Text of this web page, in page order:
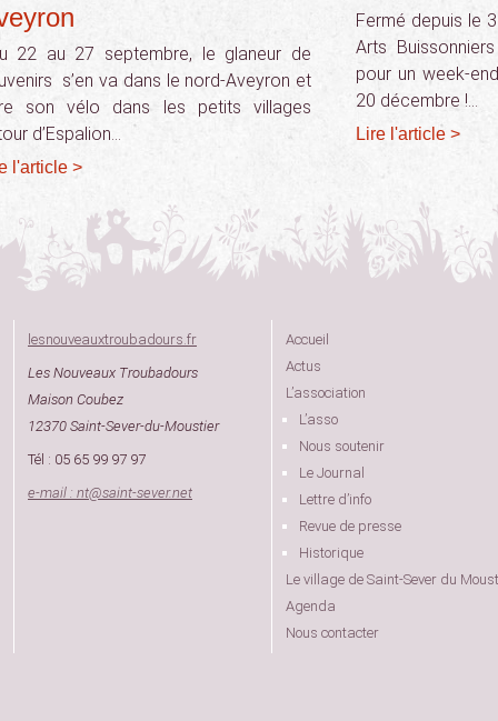
22 au 27 septembre, le glaneur de
s’en va dans le nord-Aveyron et
son vélo dans les petits villages
d’Espalion…
l'article >
Fermé depuis le
Arts
pour un week-
20 décembre !…
Lire l'article >
lesnouveauxtroubadours.fr
Les Nouveaux Troubadours
Maison Coubez
12370 Saint-Sever-du-Moustier
Tél : 05 65 99 97 97
e-mail : nt@saint-sever.net
Accueil
Actus
L’association
L’asso
Nous soutenir
Le Journal
Lettre d’info
Revue de presse
Historique
Le village de Saint-Sever du
Agenda
Nous contacter